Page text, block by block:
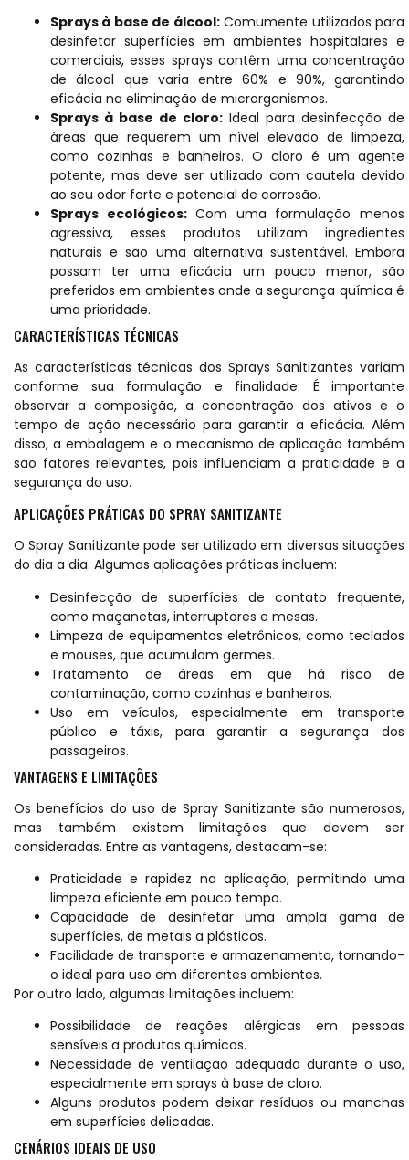
Sprays à base de álcool:Comumente utilizados para
desinfetar superfícies em ambientes hospitalares e
comerciais, esses sprays contêm uma concentração
de álcool que varia entre 60% e 90%, garantindo
eficácia na eliminação de microrganismos.
Sprays à base de cloro: Ideal para desinfecção de
áreas que requerem um nível elevado de limpeza,
como cozinhas e banheiros. O cloro é um agente
potente, mas deve ser utilizado com cautela devido
ao seu odor forte e potencial de corrosão.
Sprays ecológicos:Com uma formulação menos
agressiva, esses produtos utilizam ingredientes
naturais e são uma alternativa sustentável. Embora
possam ter uma eficácia um pouco menor, são
preferidos em ambientes onde a segurança química é
uma prioridade.
CARACTERÍSTICAS TÉCNICAS
As características técnicas dos Sprays Sanitizantes variam
conforme sua formulação e finalidade. É importante
observar a composição, a concentração dos ativos e o
tempo de ação necessário para garantir a eficácia. Além
disso, a embalagem e o mecanismo de aplicação também
são fatores relevantes, pois influenciam a praticidade e a
segurança do uso.
APLICAÇÕES PRÁTICAS DO SPRAY SANITIZANTE
O Spray Sanitizante pode ser utilizado em diversas situações
do dia a dia. Algumas aplicações práticas incluem:
Desinfecção de superfícies de contato frequente,
como maçanetas, interruptores e mesas.
Limpeza de equipamentos eletrônicos, como teclados
e mouses, que acumulam germes.
Tratamento de áreas em que há risco de
contaminação, como cozinhas e banheiros.
Uso em veículos, especialmente em transporte
público e táxis, para garantir a segurança dos
passageiros.
VANTAGENS E LIMITAÇÕES
Os benefícios do uso de Spray Sanitizante são numerosos,
mas também existem limitações que devem ser
consideradas. Entre as vantagens, destacam-se:
Praticidade e rapidez na aplicação, permitindo uma
limpeza eficiente em pouco tempo.
Capacidade de desinfetar uma ampla gama de
superfícies, de metais a plásticos.
Facilidade de transporte e armazenamento, tornando-
o ideal para uso em diferentes ambientes.
Por outro lado, algumas limitações incluem:
Possibilidade de reações alérgicas em pessoas
sensíveis a produtos químicos.
Necessidade de ventilação adequada durante o uso,
especialmente em sprays à base de cloro.
Alguns produtos podem deixar resíduos ou manchas
em superfícies delicadas.
CENÁRIOS IDEAIS DE USO